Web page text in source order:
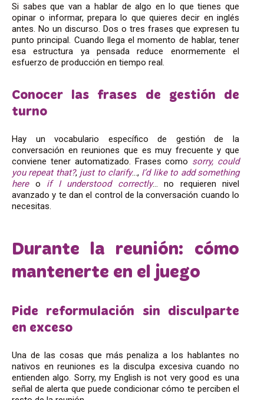
Si sabes que van a hablar de algo en lo que tienes que
opinar o informar, prepara lo que quieres decir en inglés
antes. No un discurso. Dos o tres frases que expresen tu
punto principal. Cuando llega el momento de hablar, tener
esa estructura ya pensada reduce enormemente el
esfuerzo de producción en tiempo real.
Conocer las frases de gestión de
turno
Hay un vocabulario específico de gestión de la
conversación en reuniones que es muy frecuente y que
conviene tener automatizado. Frases como sorry, could
you repeat that?, just to clarify…, I’d like to add something
hereo if I understood correctly… no requieren nivel
avanzado y te dan el control de la conversación cuando lo
necesitas.
Durante la reunión: cómo
mantenerte en el juego
Pide reformulación sin disculparte
en exceso
Una de las cosas que más penaliza a los hablantes no
nativos en reuniones es la disculpa excesiva cuando no
entienden algo. Sorry, my English is not very good es una
señal de alerta que puede condicionar cómo te perciben el